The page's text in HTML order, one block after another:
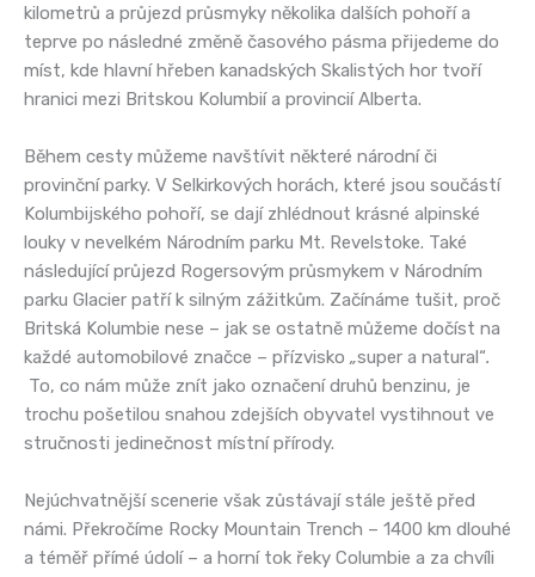
kilometrů a průjezd průsmyky několika dalších pohoří a
teprve po následné změně časového pásma přijedeme do
míst, kde hlavní hřeben kanadských Skalistých hor tvoří
hranici mezi Britskou Kolumbií a provincií Alberta.
Během cesty můžeme navštívit některé národní či
provinční parky. V Selkirkových horách, které jsou součástí
Kolumbijského pohoří, se dají zhlédnout krásné alpinské
louky v nevelkém Národním parku Mt. Revelstoke. Také
následující průjezd Rogersovým průsmykem v Národním
parku Glacier patří k silným zážitkům. Začínáme tušit, proč
Britská Kolumbie nese – jak se ostatně můžeme dočíst na
každé automobilové značce – přízvisko „super a natural“.
To, co nám může znít jako označení druhů benzinu, je
trochu pošetilou snahou zdejších obyvatel vystihnout ve
stručnosti jedinečnost místní přírody.
Nejúchvatnější scenerie však zůstávají stále ještě před
námi. Překročíme Rocky Mountain Trench – 1400 km dlouhé
a téměř přímé údolí – a horní tok řeky Columbie a za chvíli